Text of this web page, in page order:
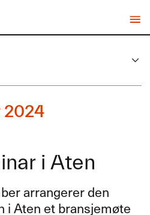
2024
i Aten
arrangerer den
i Aten et bransjemøte